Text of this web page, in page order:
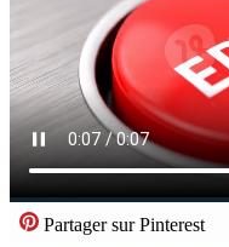
Partager sur Pinterest